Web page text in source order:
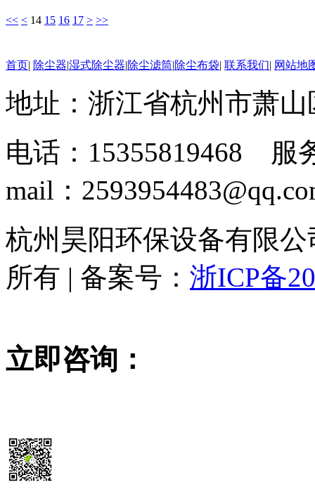
<< < 14 15 16 17 > >>
首页| 除尘器|湿式除尘器|除尘滤筒|除尘布袋| 联系我们| 网站地
地址：浙江省杭州市萧
电话：15355819468 服
mail：
杭州昊阳环保设备有限公
所有 | 备案号： 浙ICP备
立即咨询：